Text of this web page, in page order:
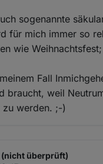
sogenannte
für mich immer so
wie
Fall
braucht, weil
werden. ;-)
(nicht überprüft)